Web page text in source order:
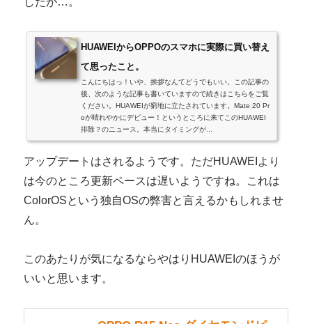
HUAWEIからOPPOのスマホに実際に買い替え
て思ったこと。
こんにちはっ！いや、挨拶なんてどうでもいい。この記事の
後、次のような記事も書いていますので続きはこちらをご覧
ください。HUAWEIが窮地に立たされています。Mate 20 Pr
oが晴れやかにデビュー！というところに来てこのHUAWEI
排除？のニュース。本当にタイミングが...
アップデートはされるようです。ただHUAWEIより
は今のところ更新ペースは遅いようですね。これは
ColorOSという独自OSの弊害と言えるかもしれませ
ん。
このあたりが気になるならやはりHUAWEIのほうが
いいと思います。